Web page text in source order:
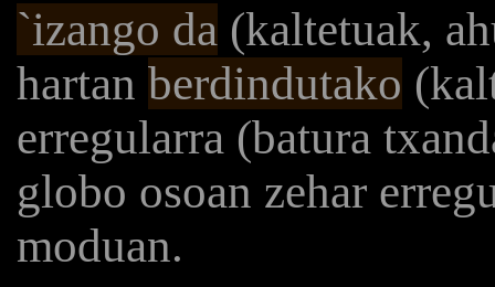
`izango da (kaltetuak,
hartan berdindutako
erregularra (batura
globo osoan zehar
moduan.